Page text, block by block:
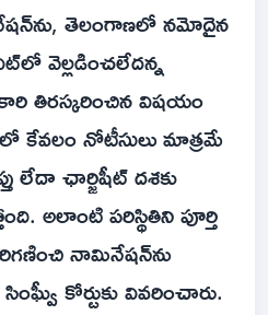
తెలంగాణలో నమోదైన
వెల్లడించలేదన్న
తిరస్కరించిన విషయం
కేవలం నోటీసులు మాత్రమే
లేదా ఛార్జిషీట్‌ దశకు
అలాంటి పరిస్థితిని పూర్తి
నామినేషన్‌ను
కోర్టుకు వివరించారు.